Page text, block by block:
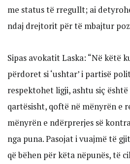
me status të rregullt; ai
ndaj drejtorit për të mbajtur
Sipas avokatit Laska: “Në këtë
përdoret si ‘ushtar’ i partisë
respektohet ligji, ashtu siç
qartësisht, qoftë në mënyrën e
mënyrën e ndërprerjes së
nga puna. Pasojat i vuajmë të
që bëhen për këta nëpunës, të